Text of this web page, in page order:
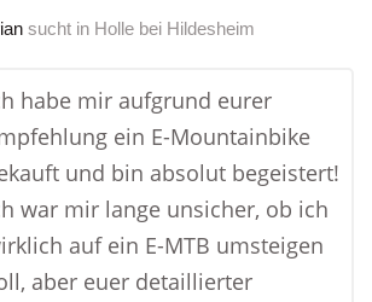
sucht in Holle bei Hildesheim
habe mir aufgrund eurer
ein E-Mountainbike
und bin absolut begeistert!
war mir lange unsicher, ob ich
auf ein E-MTB umsteigen
aber euer detaillierter